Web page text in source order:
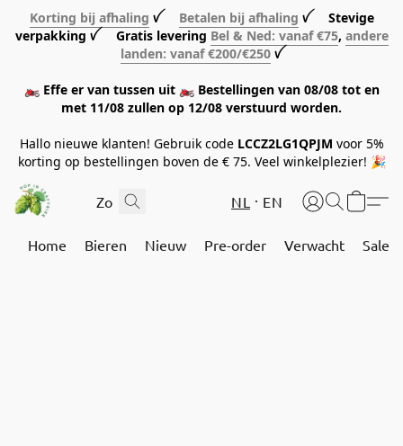
Korting bij afhaling ꪜ Betalen bij afhaling ꪜ Stevige
verpakking ꪜ Gratis levering Bel & Ned: vanaf €75, andere
landen: vanaf €200/€250 ꪜ
🏍️ Effe er van tussen uit 🏍️ Bestellingen van 08/08 tot en
met 11/08 zullen op 12/08 verstuurd worden.
Hallo nieuwe klanten! Gebruik code LCCZ2LG1QPJM voor 5%
korting op bestellingen boven de € 75. Veel winkelplezier! 🎉
NL EN
Home Bieren Nieuw Pre-order Verwacht Sale